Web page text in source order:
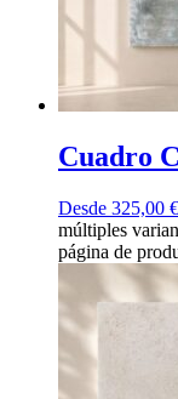
Cuadro
Desde 325,00 €
múltiples
página de